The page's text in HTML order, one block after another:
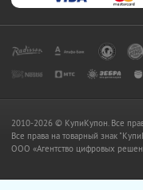
2010-2026 © КупиКупон. Все
Все права на товарный знак
OOO «Агентство цифровых